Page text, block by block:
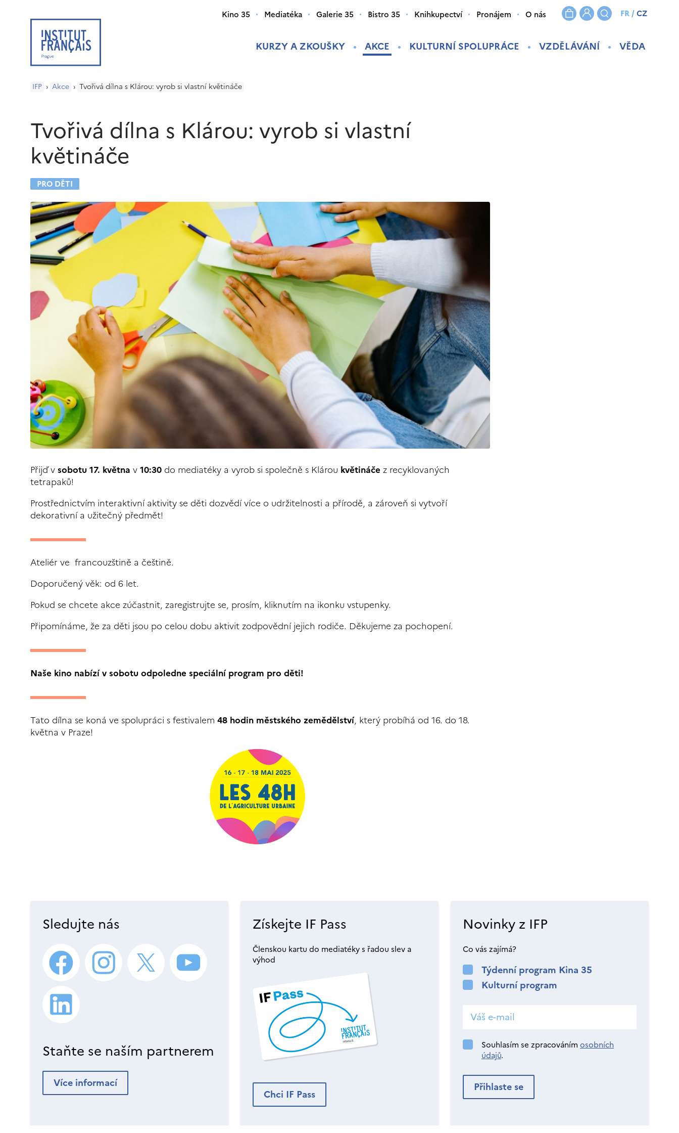
KURZY A ZKOUŠKY AKCE KULTURNÍ SPOLUPRÁCE VZDĚLÁVÁNÍ VĚDA
Kino 35 Mediatéka Galerie 35 Bistro 35 Knihkupectví Pronájem O nás FR/CZ
IFP › Akce › Tvořivá dílna s Klárou: vyrob si vlastní květináče
Tvořivá dílna s Klárou: vyrob si vlastní
květináče
PRO DĚTI
Přijď vsobotu 17. května v10:30 do mediatéky a vyrob si společně s Klárou květináče z recyklovaných
tetrapaků!
Prostřednictvím interaktivní aktivity se děti dozvědí více o udržitelnosti a přírodě, a zároveň si vytvoří
dekorativní a užitečný předmět!
Ateliér ve francouzštině a češtině.
Doporučený věk: od 6 let.
Pokud se chcete akce zúčastnit, zaregistrujte se, prosím, kliknutím na ikonku vstupenky.
Připomínáme, že za děti jsou po celou dobu aktivit zodpovědní jejich rodiče. Děkujeme za pochopení.
Naše kino nabízí v sobotu odpoledne speciální program pro děti!
Tato dílna se koná ve spolupráci s festivalem 48 hodin městského zemědělství, který probíhá od 16. do 18.
května v Praze!
Sledujte nás
Staňte se naším partnerem
Více informací
Získejte IF Pass
Členskou kartu do mediatéky s řadou slev a
výhod
Chci IF Pass
Novinky z IFP
Co vás zajímá?
Týdenní program Kina 35
Kulturní program
Souhlasím se zpracováním osobních
údajů.